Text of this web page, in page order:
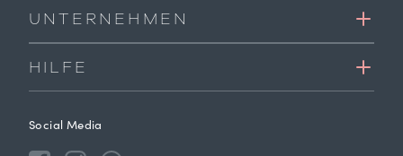
UNTERNEHMEN
HILFE
Social Media